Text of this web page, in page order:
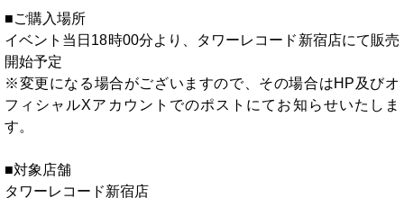
■ご購入場所
イベント当日18時00分より、タワーレコード新宿店にて販売
開始予定
※変更になる場合がございますので、その場合はHP及びオ
フィシャルXアカウントでのポストにてお知らせいたしま
す。
■対象店舗
タワーレコード新宿店